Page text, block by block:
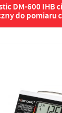
DM-600 IHB
do pomiaru